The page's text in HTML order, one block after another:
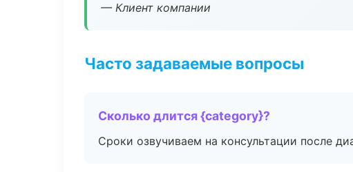
— Клиент компании
Часто задаваемые вопросы
Сколько длится {category}?
Сроки озвучиваем на консультации после